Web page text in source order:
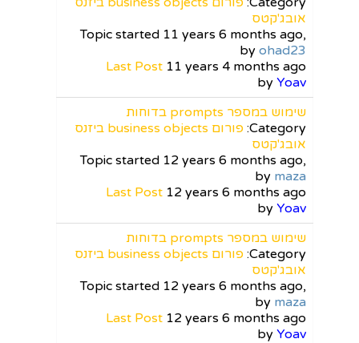
אובג'קטס
Topic started 11 years 6 months ago,
by ohad23
Last Post 11 years 4 months ago
by Yoav
שימוש במספר prompts בדוחות
Category:
פורום business objects ביזנס
אובג'קטס
Topic started 12 years 6 months ago,
by maza
Last Post 12 years 6 months ago
by Yoav
שימוש במספר prompts בדוחות
Category:
פורום business objects ביזנס
אובג'קטס
Topic started 12 years 6 months ago,
by maza
Last Post 12 years 6 months ago
by Yoav